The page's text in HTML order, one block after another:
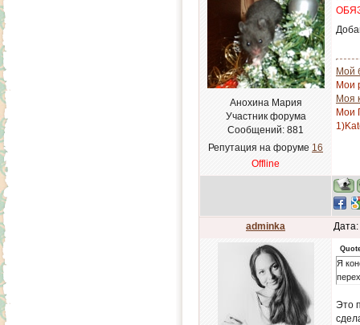
Анохина Мария
Участник форума
Сообщений: 881
Репутация на форуме 16
Offline
Мой
Мои
Моя
Мои
adminka
Я
Это